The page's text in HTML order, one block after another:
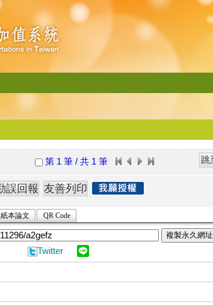
第 1 筆 / 共 1 筆
紙本論文 QR Code
複製永久網址
Twitter